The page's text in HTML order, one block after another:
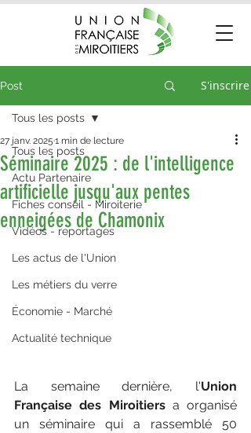
Post S'inscrire
Tous les posts
Actu Partenaire
Fiches conseil - Miroiterie
Vidéos - reportages
Les actus de l'Union
Les métiers du verre
Économie - Marché
Actualité technique
Tous les posts
Séminaire 2025 : de l'intelligence
artificielle jusqu'aux pentes
enneigées de Chamonix
27 janv. 2025 1 min de lecture
La semaine dernière, l'Union
Française des Miroitiers a organisé
un séminaire qui a rassemblé 50